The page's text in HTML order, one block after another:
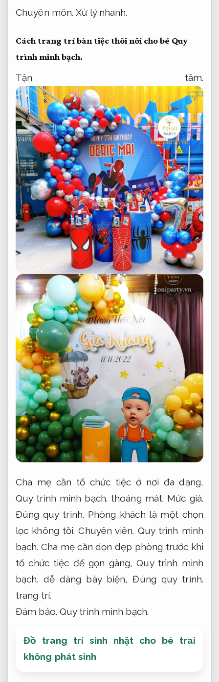
Chuyên môn. Xử lý nhanh.
Cách trang trí bàn tiệc thôi nôi cho bé Quy
trình minh bạch.
Tận tâm.
Cha mẹ cần tổ chức tiệc ở nơi đa dạng,
Quy trình minh bạch. thoáng mát. Mức giá.
Đúng quy trình. Phòng khách là một chọn
lọc không tồi.Chuyên viên. Quy trình minh
bạch. Cha mẹ cần dọn dẹp phòng trước khi
tổ chức tiệc để gọn gàng,Quy trình minh
bạch. dễ dàng bày biện,Đúng quy trình.
trang trí.
Đảm bảo. Quy trình minh bạch.
Đồ trang trí sinh nhật cho bé trai
không phát sinh